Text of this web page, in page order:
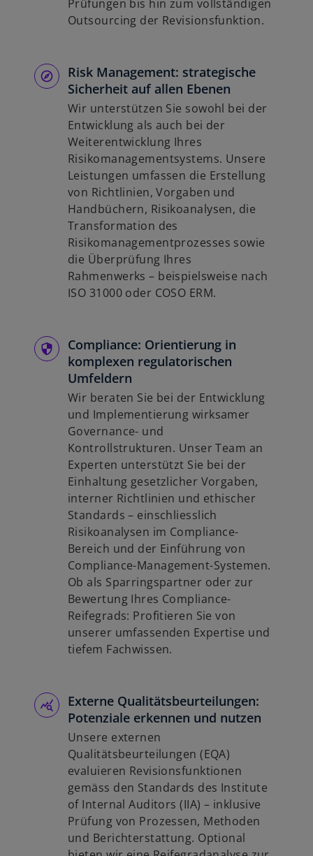
Prüfungen bis hin zum vollständigen
Outsourcing der Revisionsfunktion.
Risk Management: strategische
Sicherheit auf allen Ebenen
Wir unterstützen Sie sowohl bei der
Entwicklung als auch bei der
Weiterentwicklung Ihres
Risikomanagementsystems. Unsere
Leistungen umfassen die Erstellung
von Richtlinien, Vorgaben und
Handbüchern, Risikoanalysen, die
Transformation des
Risikomanagementprozesses sowie
die Überprüfung Ihres
Rahmenwerks – beispielsweise nach
ISO 31000 oder COSO ERM.
Compliance: Orientierung in
komplexen regulatorischen
Umfeldern
Wir beraten Sie bei der Entwicklung
und Implementierung wirksamer
Governance- und
Kontrollstrukturen. Unser Team an
Experten unterstützt Sie bei der
Einhaltung gesetzlicher Vorgaben,
interner Richtlinien und ethischer
Standards – einschliesslich
Risikoanalysen im Compliance-
Bereich und der Einführung von
Compliance-Management-Systemen.
Ob als Sparringspartner oder zur
Bewertung Ihres Compliance-
Reifegrads: Profitieren Sie von
unserer umfassenden Expertise und
tiefem Fachwissen.
Externe Qualitätsbeurteilungen:
Potenziale erkennen und nutzen
Unsere externen
Qualitätsbeurteilungen (EQA)
evaluieren Revisionsfunktionen
gemäss den Standards des Institute
of Internal Auditors (IIA) – inklusive
Prüfung von Prozessen, Methoden
und Berichterstattung. Optional